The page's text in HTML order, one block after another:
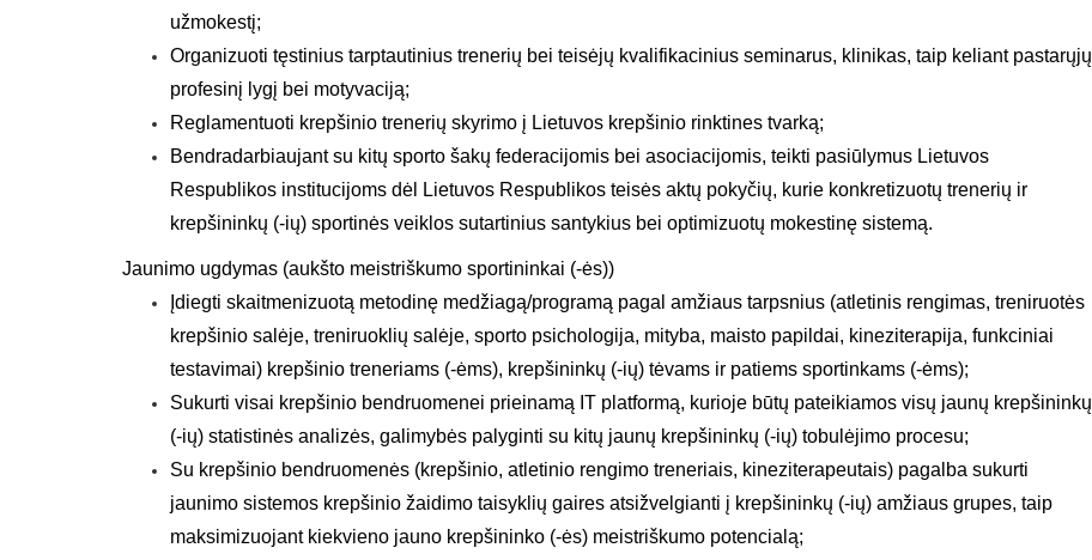
užmokestį;
Organizuoti tęstinius tarptautinius trenerių bei teisėjų kvalifikacinius seminarus, klinikas, taip keliant pastarųjų
profesinį lygį bei motyvaciją;
Reglamentuoti krepšinio trenerių skyrimo į Lietuvos krepšinio rinktines tvarką;
Bendradarbiaujant su kitų sporto šakų federacijomis bei asociacijomis, teikti pasiūlymus Lietuvos
Respublikos institucijoms dėl Lietuvos Respublikos teisės aktų pokyčių, kurie konkretizuotų trenerių ir
krepšininkų (-ių) sportinės veiklos sutartinius santykius bei optimizuotų mokestinę sistemą.
Jaunimo ugdymas (aukšto meistriškumo sportininkai (-ės))
Įdiegti skaitmenizuotą metodinę medžiagą/programą pagal amžiaus tarpsnius (atletinis rengimas, treniruotės
krepšinio salėje, treniruoklių salėje, sporto psichologija, mityba, maisto papildai, kineziterapija, funkciniai
testavimai) krepšinio treneriams (-ėms), krepšininkų (-ių) tėvams ir patiems sportinkams (-ėms);
Sukurti visai krepšinio bendruomenei prieinamą IT platformą, kurioje būtų pateikiamos visų jaunų krepšininkų
(-ių) statistinės analizės, galimybės palyginti su kitų jaunų krepšininkų (-ių) tobulėjimo procesu;
Su krepšinio bendruomenės (krepšinio, atletinio rengimo treneriais, kineziterapeutais) pagalba sukurti
jaunimo sistemos krepšinio žaidimo taisyklių gaires atsižvelgianti į krepšininkų (-ių) amžiaus grupes, taip
maksimizuojant kiekvieno jauno krepšininko (-ės) meistriškumo potencialą;